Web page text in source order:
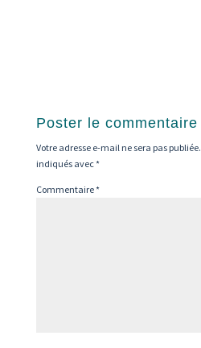
Poster le commentaire
Votre adresse e-mail ne sera pas publiée.
indiqués avec*
Commentaire*